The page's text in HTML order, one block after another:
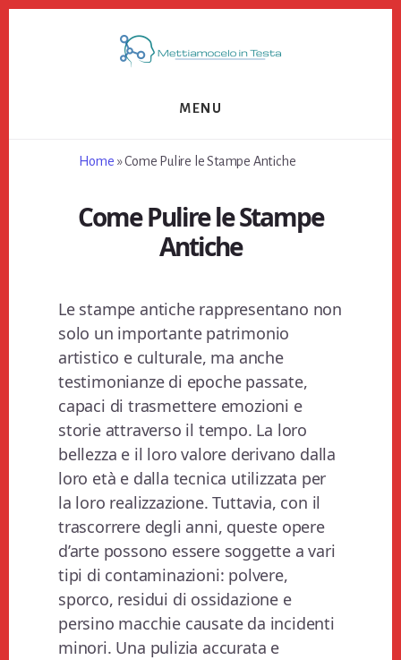
MENU
Home »Come Pulire le Stampe Antiche
Come Pulire le Stampe
Antiche
Le stampe antiche rappresentano non
solo un importante patrimonio
artistico e culturale, ma anche
testimonianze di epoche passate,
capaci di trasmettere emozioni e
storie attraverso il tempo. La loro
bellezza e il loro valore derivano dalla
loro età e dalla tecnica utilizzata per
la loro realizzazione. Tuttavia, con il
trascorrere degli anni, queste opere
d’arte possono essere soggette a vari
tipi di contaminazioni: polvere,
sporco, residui di ossidazione e
persino macchie causate da incidenti
minori. Una pulizia accurata e